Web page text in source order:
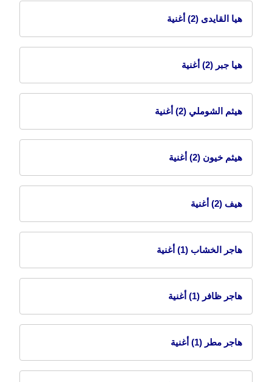
هيا القايدى (2) أغنية
هيا جبر (2) أغنية
هيثم الشوملي (2) أغنية
هيثم خيون (2) أغنية
هيف (2) أغنية
هاجر الخشاب (1) أغنية
هاجر ظافر (1) أغنية
هاجر مطر (1) أغنية